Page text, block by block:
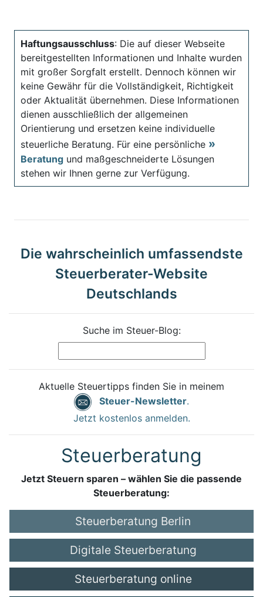
Haftungsausschluss: Die auf dieser Webseite
bereitgestellten Informationen und Inhalte wurden
mit großer Sorgfalt erstellt. Dennoch können wir
keine Gewähr für die Vollständigkeit, Richtigkeit
oder Aktualität übernehmen. Diese Informationen
dienen ausschließlich der allgemeinen
Orientierung und ersetzen keine individuelle
steuerliche Beratung. Für eine persönliche
Beratung und maßgeschneiderte Lösungen
stehen wir Ihnen gerne zur Verfügung.
Die wahrscheinlich umfassendste
Steuerberater-Website
Deutschlands
Suche im Steuer-Blog:
Aktuelle Steuertipps finden Sie in meinem
Steuer-Newsletter.
Jetzt kostenlos anmelden.
Steuerberatung
Jetzt Steuern sparen – wählen Sie die passende
Steuerberatung:
Steuerberatung Berlin
Digitale Steuerberatung
Steuerberatung online